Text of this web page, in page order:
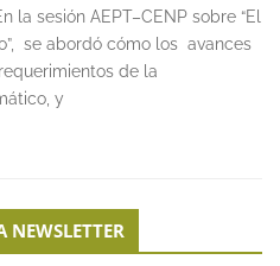
la sesión AEPT–CENP sobre “El
se abordó cómo los avances
de la
y
NEWSLETTER